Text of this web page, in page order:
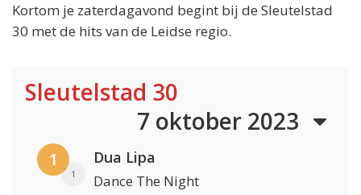
Kortom je zaterdagavond begint bij de Sleutelstad
30 met de hits van de Leidse regio.
Sleutelstad 30
7 oktober 2023
1
1
Dua Lipa
Dance The Night